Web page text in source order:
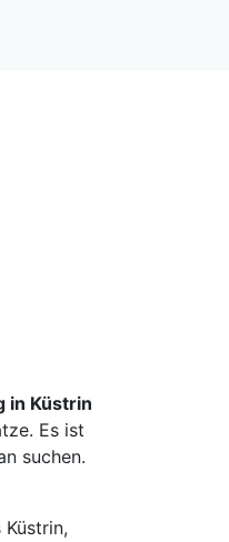
in Küstrin
Es ist
suchen.